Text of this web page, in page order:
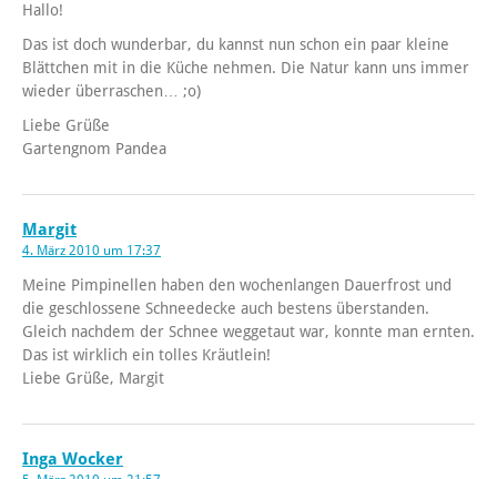
Hallo!
Das ist doch wunderbar, du kannst nun schon ein paar kleine
Blättchen mit in die Küche nehmen. Die Natur kann uns immer
wieder überraschen… ;o)
Liebe Grüße
Gartengnom Pandea
Margit
4. März 2010 um 17:37
Meine Pimpinellen haben den wochenlangen Dauerfrost und
die geschlossene Schneedecke auch bestens überstanden.
Gleich nachdem der Schnee weggetaut war, konnte man ernten.
Das ist wirklich ein tolles Kräutlein!
Liebe Grüße, Margit
Inga Wocker